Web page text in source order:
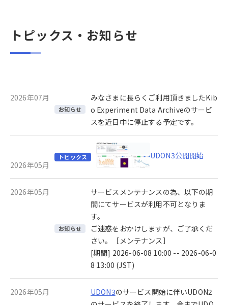
トピックス・お知らせ
2026年07月
お知らせ
みなさまに長らくご利用頂きましたKib
o Experiment Data Archiveのサービ
スを近日中に停止する予定です。
2026年05月
トピックス UDON3公開開始
2026年05月
お知らせ
サービスメンテナンスの為、以下の期
間にてサービスが利用不可となりま
す。
ご迷惑をおかけしますが、ご了承くだ
さい。［メンテナンス］
[期間] 2026-06-08 10:00 -- 2026-06-0
8 13:00 (JST)
2026年05月 UDON3のサービス開始に伴いUDON2